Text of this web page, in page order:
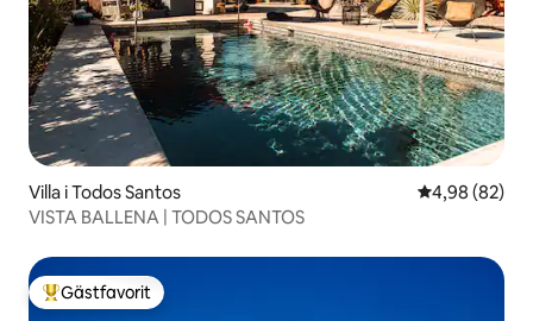
Villa i Todos Santos 4,98 av 5 i
4,98 (82)
VISTA BALLENA | TODOS SANTOS
Populär gästfavorit
Gästfavorit